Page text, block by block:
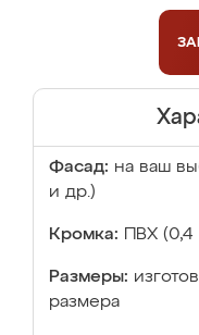
Фасад: на ваш
и др.)
Кромка: ПВХ
Размеры:
размера